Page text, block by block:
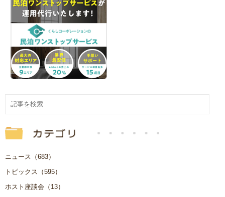
ニュース（683）
トピックス（595）
ホスト座談会（13）